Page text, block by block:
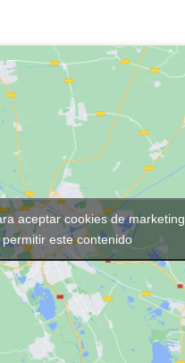
aceptar cookies de marketing
permitir este contenido